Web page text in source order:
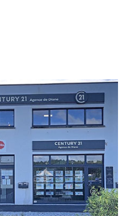
de Diane
28260
message